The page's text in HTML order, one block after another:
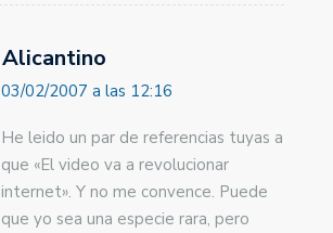
Alicantino
03/02/2007 a las 12:16
He leido un par de referencias tuyas a
que «El video va a revolucionar
internet». Y no me convence. Puede
que yo sea una especie rara, pero